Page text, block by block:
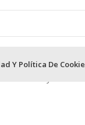
Y Política De